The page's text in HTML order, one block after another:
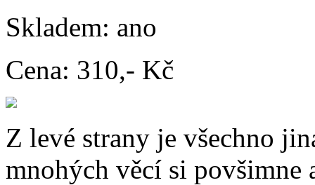
Skladem: ano
Cena: 310,- Kč
Z levé strany je všechno
mnohých věcí si povšimne